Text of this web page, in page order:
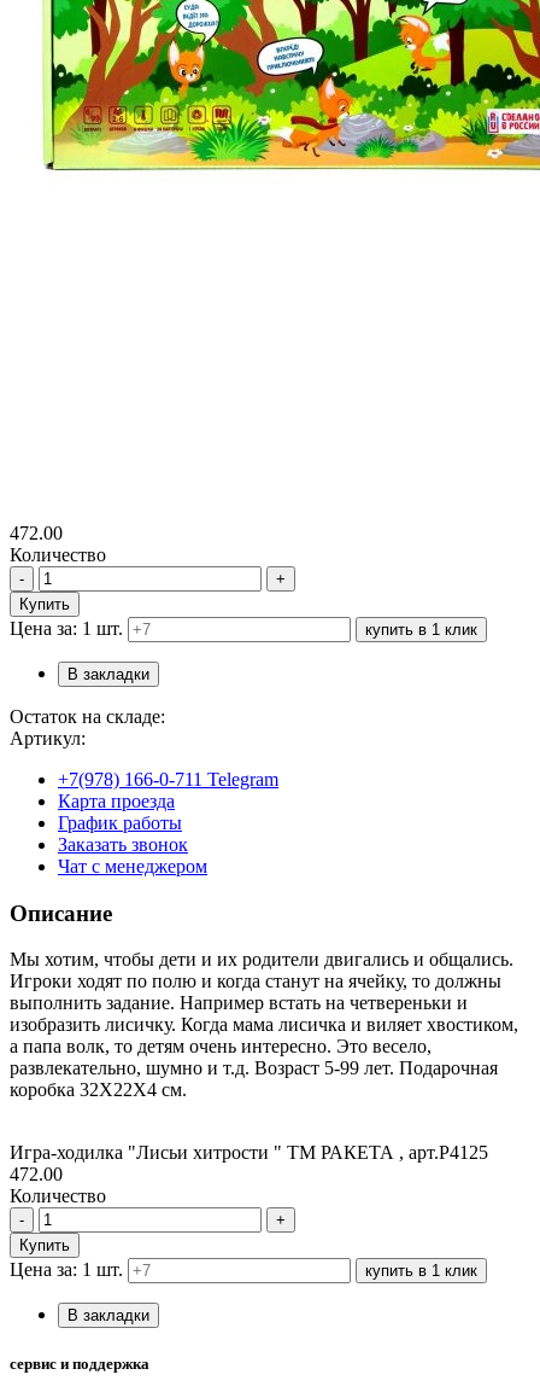
472.00
Количество
-
+
Купить
Цена за: 1 шт. купить в 1 клик
В закладки
Остаток на складе:
Артикул:
+7(978) 166-0-711 Telegram
Карта проезда
График работы
Заказать звонок
Чат с менеджером
Описание
Мы хотим, чтобы дети и их родители двигались и общались.
Игроки ходят по полю и когда станут на ячейку, то должны
выполнить задание. Например встать на четвереньки и
изобразить лисичку. Когда мама лисичка и виляет хвостиком,
а папа волк, то детям очень интересно. Это весело,
развлекательно, шумно и т.д. Возраст 5-99 лет. Подарочная
коробка 32Х22Х4 см.
Игра-ходилка "Лисьи хитрости " ТМ РАКЕТА , арт.Р4125
472.00
Количество
-
+
Купить
Цена за: 1 шт. купить в 1 клик
В закладки
сервис и поддержка